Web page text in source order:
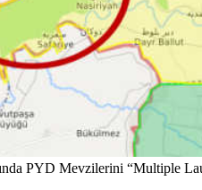
PYD Mevzilerini “Multiple